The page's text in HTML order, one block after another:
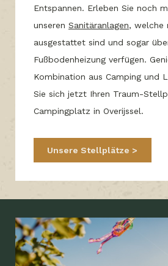
Entspannen. Erleben Sie noch
unseren Sanitäranlagen, welche
ausgestattet sind und sogar
Fußbodenheizung verfügen.
Kombination aus Camping und
Sie sich jetzt Ihren Traum-
Campingplatz in Overijssel.
Unsere Stellplätze